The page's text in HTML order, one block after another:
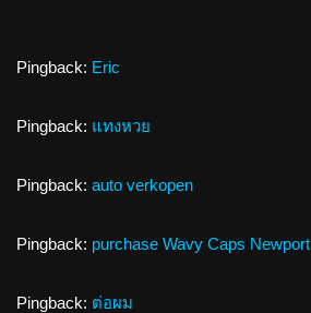
Pingback: Eric
Pingback: แทงหวย
Pingback: auto verkopen
Pingback: purchase Wavy Caps Newport
Pingback: ต่อผม